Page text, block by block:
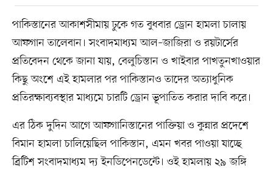
পাকিস্তানের আকাশসীমায় ঢুকে গত বুধবার ড্রোন হামলা চালায়
আফগান তালেবান। সংবাদমাধ্যম আল–জাজিরা ও রয়টার্সের
প্রতিবেদন থেকে জানা যায়, বেলুচিস্তান ও খাইবার পাখতুনখাওয়ার
কিছু অংশে এই হামলার পর পাকিস্তানও তাদের অত্যাধুনিক
প্রতিরক্ষাব্যবস্থার মাধ্যমে চারটি ড্রোন ভূপাতিত করার দাবি করে।
এর ঠিক দুদিন আগে আফগানিস্তানের পাক্তিয়া ও কুন্নার প্রদেশে
বিমান হামলা চালিয়েছিল পাকিস্তান, এমন খবর পাওয়া যাচ্ছে
ব্রিটিশ সংবাদমাধ্যম দ্য ইনডিপেনডেন্টে। ওই হামলায় ২৯ জঙ্গি